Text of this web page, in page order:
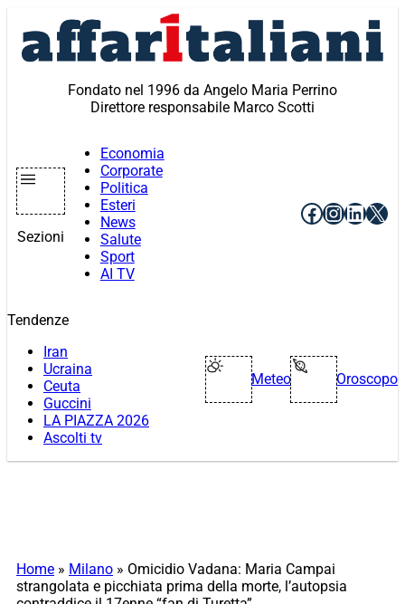
contenuto
Fondato nel 1996 da Angelo Maria Perrino
Direttore responsabile Marco Scotti
Sezioni
Economia
Corporate
Politica
Esteri
News
Salute
Sport
AI TV
Facebook
X
Tendenze
Iran
Ucraina
Ceuta
Guccini
LA PIAZZA 2026
Ascolti tv
Meteo Oroscopo
Home » Milano » Omicidio Vadana: Maria Campai
strangolata e picchiata prima della morte, l’autopsia